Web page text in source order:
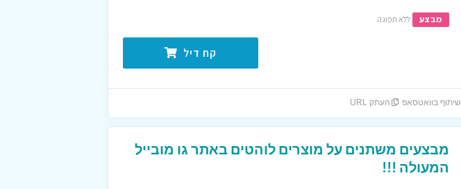
מבצע ללא תפוגה
קח דיל
שיתוף בוואטסאפ העתק URL
מבצעים משתנים על מוצרים לוהטים באתר גו מובייל
המעולה !!!